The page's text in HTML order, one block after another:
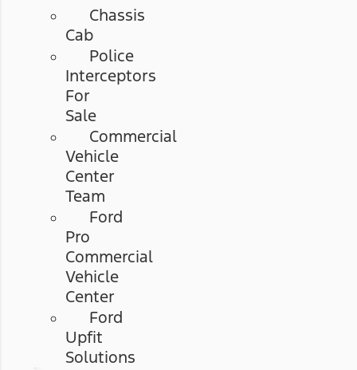
Chassis
Cab
Police
Interceptors
For
Sale
Commercial
Vehicle
Center
Team
Ford
Pro
Commercial
Vehicle
Center
Ford
Upfit
Solutions